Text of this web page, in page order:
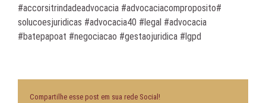
#accorsitrindadeadvocacia #advocaciacomproposito#
solucoesjuridicas #advocacia40 #legal #advocacia
#batepapoat #negociacao #gestaojuridica #lgpd
Compartilhe esse post em sua rede Social!